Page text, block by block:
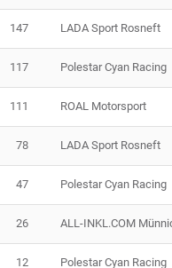
147 LADA Sport Rosneft
117 Polestar Cyan Racing
111 ROAL Motorsport
78 LADA Sport Rosneft
47 Polestar Cyan Racing
26 ALL-INKL.COM
12 Polestar Cyan Racing